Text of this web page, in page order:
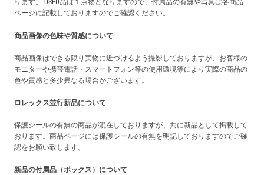
ります。 USED品は１点物となりますので、付属品の有無や写真は各商品
ページに記載しておりますのでご確認ください。
商品画像の色味や質感について
商品画像はできる限り実物に近づけるよう撮影しておりますが、お客様の
モニターや携帯電話・スマートフォン等の使用環境等により実際の商品の
色や質感と多少異なる場合がございます。
ロレックス並行新品について
保護シールの有無の商品が混在しておりますが、共に新品として掲載して
おります。商品ページには保護シールの有無を明記しておりますのでご確
認をお願い致します。
新品の付属品（ボックス）について